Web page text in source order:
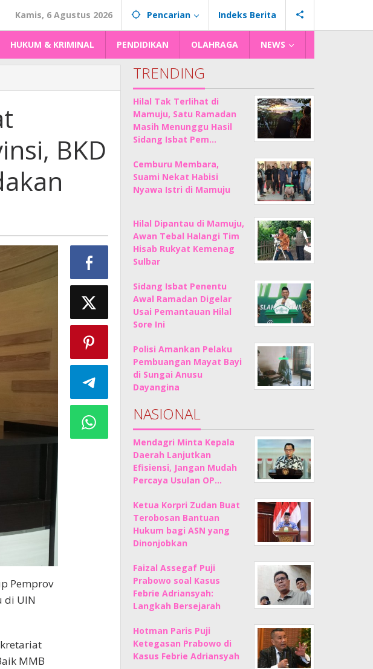
Kamis, 6 Agustus 2026 Pencarian Indeks Berita
HUKUM & KRIMINAL PENDIDIKAN OLAHRAGA NEWS
BKD
Pemprov
di UIN
MMB
TRENDING
Hilal Tak Terlihat di
Mamuju, Satu Ramadan
Masih Menunggu Hasil
Sidang Isbat Pem…
Cemburu Membara,
Suami Nekat Habisi
Nyawa Istri di Mamuju
Hilal Dipantau di Mamuju,
Awan Tebal Halangi Tim
Hisab Rukyat Kemenag
Sulbar
Sidang Isbat Penentu
Awal Ramadan Digelar
Usai Pemantauan Hilal
Sore Ini
Polisi Amankan Pelaku
Pembuangan Mayat Bayi
di Sungai Anusu
Dayangina
NASIONAL
Mendagri Minta Kepala
Daerah Lanjutkan
Efisiensi, Jangan Mudah
Percaya Usulan OP…
Ketua Korpri Zudan Buat
Terobosan Bantuan
Hukum bagi ASN yang
Dinonjobkan
Faizal Assegaf Puji
Prabowo soal Kasus
Febrie Adriansyah:
Langkah Bersejarah
Hotman Paris Puji
Ketegasan Prabowo di
Kasus Febrie Adriansyah